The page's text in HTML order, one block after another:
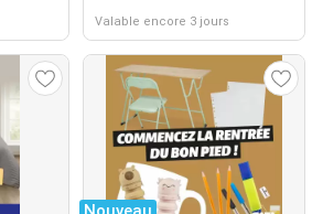
Valable encore 3 jours